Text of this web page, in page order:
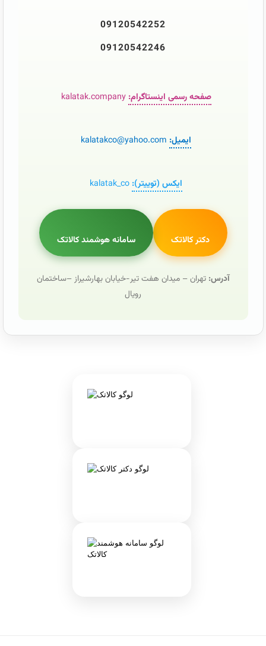
09120542252
09120542246
صفحه رسمی اینستاگرام: kalatak.company
ایمیل:
ایکس (توییتر):
دکتر کالاتک سامانه هوشمند کالاتک
آدرس: تهران – میدان هفت تیر-خیابان بهارشیراز –ساختمان
رویال